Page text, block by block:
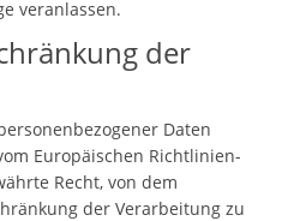
veranlassen.
der
Daten
Europäischen Richtlinien-
Recht, von dem
der Verarbeitung zu